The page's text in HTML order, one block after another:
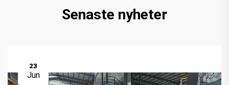
Senaste nyheter
23
Jun